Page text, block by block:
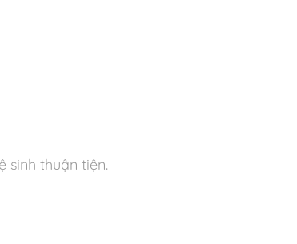
sinh thuận tiện.